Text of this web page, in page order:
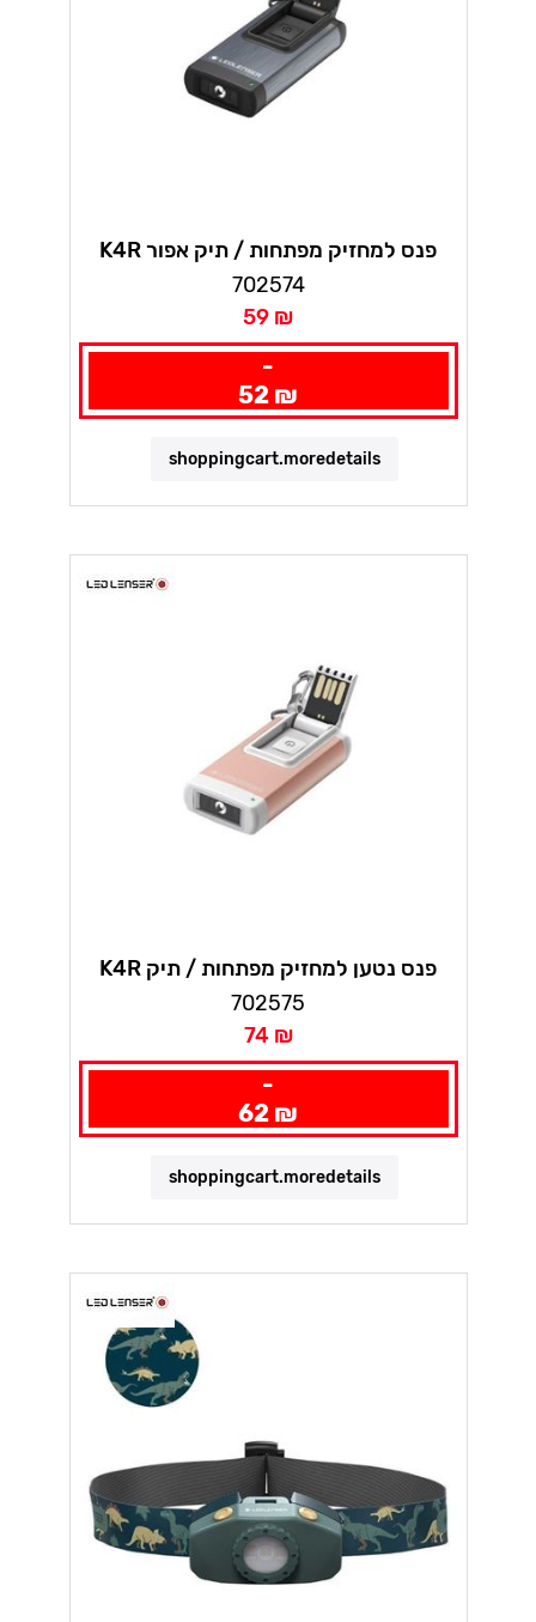
K4R פנס למחזיק מפתחות / תיק אפור
לדלנסר
702574
59 ₪
-
52 ₪
shoppingcart.moredetails
K4R פנס נטען למחזיק מפתחות / תיק
נטען לדלנסר
702575
74 ₪
-
62 ₪
shoppingcart.moredetails